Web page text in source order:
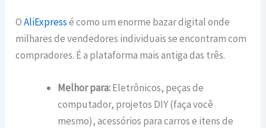
OAliExpressé como um enorme bazar digital onde
milhares de vendedores individuais se encontram com
compradores. É a plataforma mais antiga das três.
Melhor para:Eletrônicos, peças de
computador, projetos DIY (faça você
mesmo), acessórios para carros e itens de